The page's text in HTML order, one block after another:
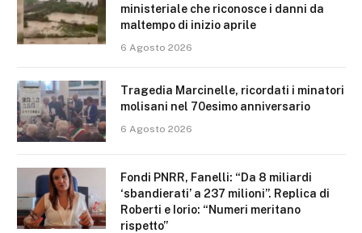
ministeriale che riconosce i danni da
maltempo di inizio aprile
6 Agosto 2026
Tragedia Marcinelle, ricordati i minatori
molisani nel 70esimo anniversario
6 Agosto 2026
Fondi PNRR, Fanelli: “Da 8 miliardi
‘sbandierati’ a 237 milioni”. Replica di
Roberti e Iorio: “Numeri meritano
rispetto”